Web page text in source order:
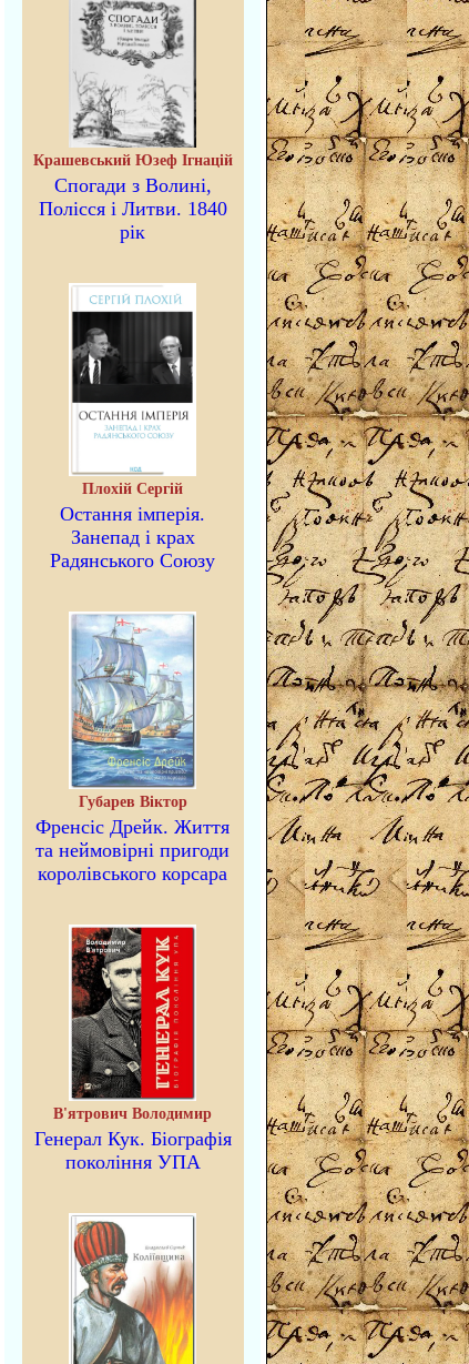
Крашевський Юзеф Ігнацій
Спогади з Волині,
Полісся і Литви. 1840
рік
Плохій Сергій
Остання імперія.
Занепад і крах
Радянського Союзу
Губарев Віктор
Френсіс Дрейк. Життя
та неймовірні пригоди
королівського корсара
В'ятрович Володимир
Генерал Кук. Біографія
покоління УПА